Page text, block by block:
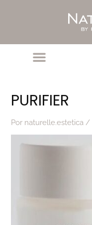
PURIFIER
Por naturelle.estetica /